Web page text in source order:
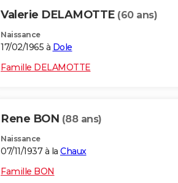
Valerie DELAMOTTE (60 ans)
Naissance
17/02/1965 à Dole
Famille DELAMOTTE
Rene BON (88 ans)
Naissance
07/11/1937 à la Chaux
Famille BON